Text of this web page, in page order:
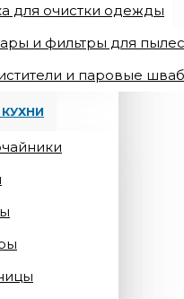
для очистки одежды
и фильтры для
и паровые